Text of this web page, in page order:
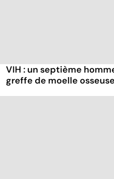
VIH : un septième
greffe de moelle osseuse